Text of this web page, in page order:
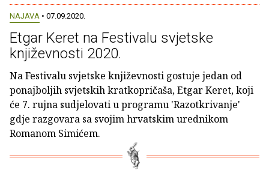
NAJAVA • 07.09.2020.
Etgar Keret na Festivalu svjetske
književnosti 2020.
Na Festivalu svjetske književnosti gostuje jedan od
ponajboljih svjetskih kratkopričaša, Etgar Keret, koji
će 7. rujna sudjelovati u programu 'Razotkrivanje'
gdje razgovara sa svojim hrvatskim urednikom
Romanom Simićem.